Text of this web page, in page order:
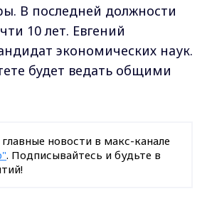
В последней должности
10 лет. Евгений
экономических наук.
будет ведать общими
новости в макс-канале
. Подписывайтесь и будьте в